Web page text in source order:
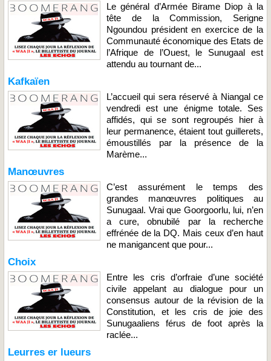
Le général d’Armée Birame Diop à la
tête de la Commission, Serigne
Ngoundou président en exercice de la
Communauté économique des Etats de
l’Afrique de l’Ouest, le Sunugaal est
attendu au tournant de...
Kafkaïen
L’accueil qui sera réservé à Niangal ce
vendredi est une énigme totale. Ses
affidés, qui se sont regroupés hier à
leur permanence, étaient tout guillerets,
émoustillés par la présence de la
Marème...
Manœuvres
C’est assurément le temps des
grandes manœuvres politiques au
Sunugaal. Vrai que Goorgoorlu, lui, n’en
a cure, obnubilé par la recherche
effrénée de la DQ. Mais ceux d’en haut
ne manigancent que pour...
Choix
Entre les cris d’orfraie d’une société
civile appelant au dialogue pour un
consensus autour de la révision de la
Constitution, et les cris de joie des
Sunugaaliens férus de foot après la
raclée...
Leurres er lueurs